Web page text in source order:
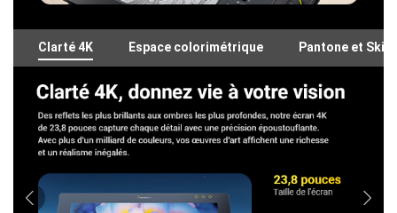
Clarté 4K Espace colorimétrique Pantone et